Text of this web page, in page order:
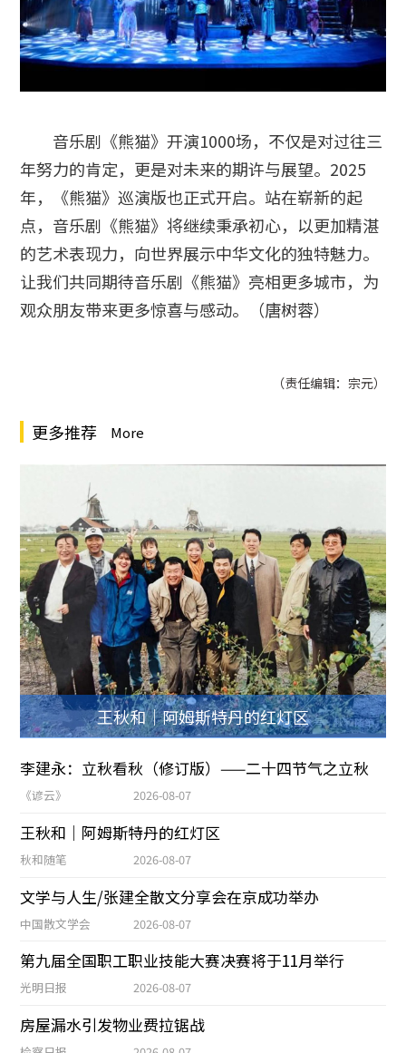
音乐剧《熊猫》开演1000场，不仅是对过往三
年努力的肯定，更是对未来的期许与展望。2025
年，《熊猫》巡演版也正式开启。站在崭新的起
点，音乐剧《熊猫》将继续秉承初心，以更加精湛
的艺术表现力，向世界展示中华文化的独特魅力。
让我们共同期待音乐剧《熊猫》亮相更多城市，为
观众朋友带来更多惊喜与感动。（唐树蓉）
（责任编辑：宗元）
更多推荐 More
王秋和｜阿姆斯特丹的红灯区
李建永：立秋看秋（修订版）——二十四节气之立秋
《谚云》 2026-08-07
王秋和｜阿姆斯特丹的红灯区
秋和随笔 2026-08-07
文学与人生/张建全散文分享会在京成功举办
中国散文学会 2026-08-07
第九届全国职工职业技能大赛决赛将于11月举行
光明日报 2026-08-07
房屋漏水引发物业费拉锯战